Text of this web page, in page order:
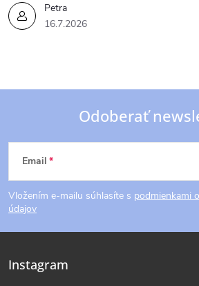
Petra
16.7.2026
Z
á
p
ä
Odoberať
Email
Vložením e-mailu súhlasíte s podmienkami
údajov
Instagram